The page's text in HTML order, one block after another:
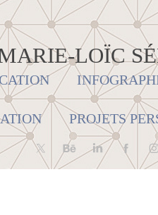
LOÏC
PROJETS